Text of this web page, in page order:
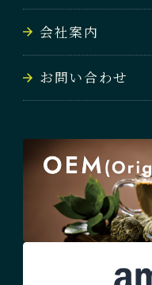
会社案内
お問い合わせ